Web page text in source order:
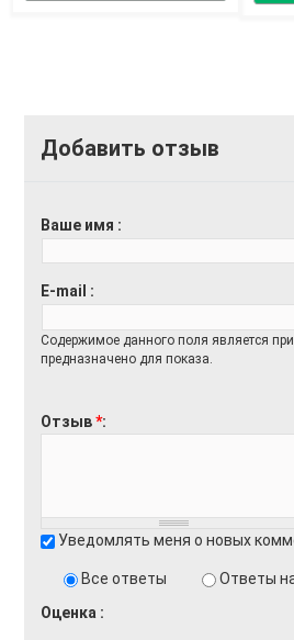
Добавить отзыв
Ваше имя
E-mail
Содержимое данного поля является
предназначено для показа.
Отзыв*
Уведомлять меня о новых
Все ответы
Ответы
Оценка